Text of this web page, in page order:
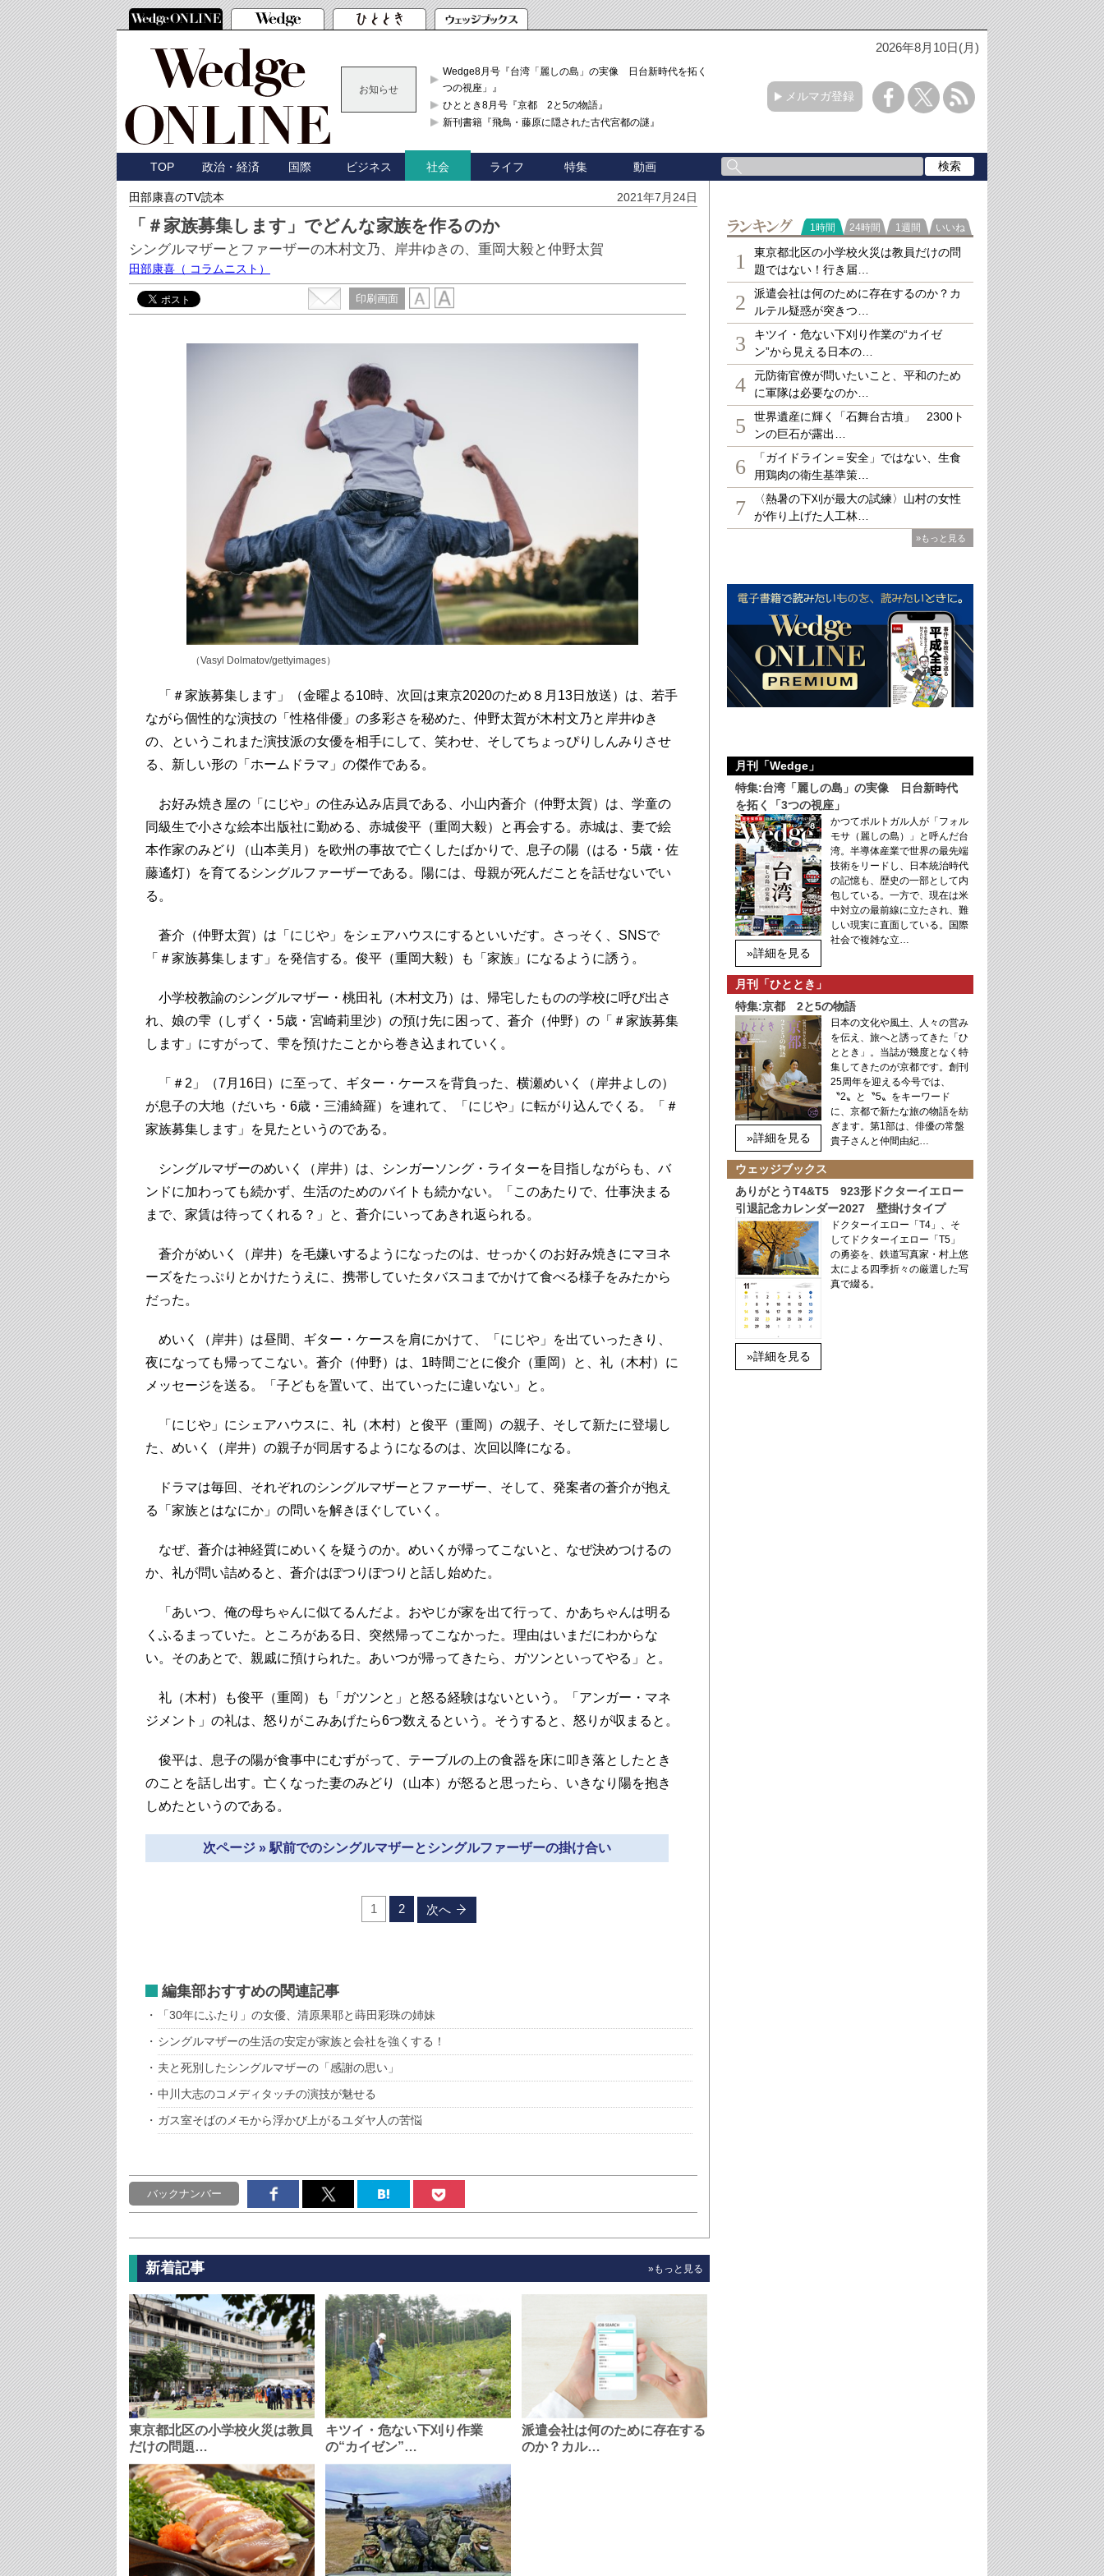
2026年8月10日(月)
お知らせ
Wedge8月号『台湾「麗しの島」の実像 日台新時代を拓く「3
つの視座」』
ひととき8月号『京都 2と5の物語』
新刊書籍『飛鳥・藤原に隠された古代宮都の謎』
メルマガ登録
TOP 政治・経済 国際 ビジネス 社会 ライフ 特集 動画
田部康喜のTV読本 2021年7月24日
「＃家族募集します」でどんな家族を作るのか
シングルマザーとファーザーの木村文乃、岸井ゆきの、重岡大毅と仲野太賀
田部康喜 （ コラムニスト）
印刷画面
（Vasyl Dolmatov/gettyimages）
「＃家族募集します」（金曜よる10時、次回は東京2020のため８月13日放送）は、若手
ながら個性的な演技の「性格俳優」の多彩さを秘めた、仲野太賀が木村文乃と岸井ゆき
の、というこれまた演技派の女優を相手にして、笑わせ、そしてちょっぴりしんみりさせ
る、新しい形の「ホームドラマ」の傑作である。
お好み焼き屋の「にじや」の住み込み店員である、小山内蒼介（仲野太賀）は、学童の
同級生で小さな絵本出版社に勤める、赤城俊平（重岡大毅）と再会する。赤城は、妻で絵
本作家のみどり（山本美月）を欧州の事故で亡くしたばかりで、息子の陽（はる・5歳・佐
藤遙灯）を育てるシングルファーザーである。陽には、母親が死んだことを話せないでい
る。
蒼介（仲野太賀）は「にじや」をシェアハウスにするといいだす。さっそく、SNSで
「＃家族募集します」を発信する。俊平（重岡大毅）も「家族」になるように誘う。
小学校教諭のシングルマザー・桃田礼（木村文乃）は、帰宅したものの学校に呼び出さ
れ、娘の雫（しずく・5歳・宮崎莉里沙）の預け先に困って、蒼介（仲野）の「＃家族募集
します」にすがって、雫を預けたことから巻き込まれていく。
「＃2」（7月16日）に至って、ギター・ケースを背負った、横瀬めいく（岸井よしの）
が息子の大地（だいち・6歳・三浦綺羅）を連れて、「にじや」に転がり込んでくる。「＃
家族募集します」を見たというのである。
シングルマザーのめいく（岸井）は、シンガーソング・ライターを目指しながらも、バ
ンドに加わっても続かず、生活のためのバイトも続かない。「このあたりで、仕事決まる
まで、家賃は待ってくれる？」と、蒼介にいってあきれ返られる。
蒼介がめいく（岸井）を毛嫌いするようになったのは、せっかくのお好み焼きにマヨネ
ーズをたっぷりとかけたうえに、携帯していたタバスコまでかけて食べる様子をみたから
だった。
めいく（岸井）は昼間、ギター・ケースを肩にかけて、「にじや」を出ていったきり、
夜になっても帰ってこない。蒼介（仲野）は、1時間ごとに俊介（重岡）と、礼（木村）に
メッセージを送る。「子どもを置いて、出ていったに違いない」と。
「にじや」にシェアハウスに、礼（木村）と俊平（重岡）の親子、そして新たに登場し
た、めいく（岸井）の親子が同居するようになるのは、次回以降になる。
ドラマは毎回、それぞれのシングルマザーとファーザー、そして、発案者の蒼介が抱え
る「家族とはなにか」の問いを解きほぐしていく。
なぜ、蒼介は神経質にめいくを疑うのか。めいくが帰ってこないと、なぜ決めつけるの
か、礼が問い詰めると、蒼介はぽつりぽつりと話し始めた。
「あいつ、俺の母ちゃんに似てるんだよ。おやじが家を出て行って、かあちゃんは明る
くふるまっていた。ところがある日、突然帰ってこなかった。理由はいまだにわからな
い。そのあとで、親戚に預けられた。あいつが帰ってきたら、ガツンといってやる」と。
礼（木村）も俊平（重岡）も「ガツンと」と怒る経験はないという。「アンガー・マネ
ジメント」の礼は、怒りがこみあげたら6つ数えるという。そうすると、怒りが収まると。
俊平は、息子の陽が食事中にむずがって、テーブルの上の食器を床に叩き落としたとき
のことを話し出す。亡くなった妻のみどり（山本）が怒ると思ったら、いきなり陽を抱き
しめたというのである。
次ページ » 駅前でのシングルマザーとシングルファーザーの掛け合い
1 2 次へ
編集部おすすめの関連記事
「30年にふたり」の女優、清原果耶と蒔田彩珠の姉妹
シングルマザーの生活の安定が家族と会社を強くする！
夫と死別したシングルマザーの「感謝の思い」
中川大志のコメディタッチの演技が魅せる
ガス室そばのメモから浮かび上がるユダヤ人の苦悩
バックナンバー
新着記事 »もっと見る
東京都北区の小学校火災は教員
だけの問題…
キツイ・危ない下刈り作業
の“カイゼン”…
派遣会社は何のために存在する
のか？カル…
ランキング
1時間 24時間 1週間 いいね
1
東京都北区の小学校火災は教員だけの問
題ではない！行き届…
2
派遣会社は何のために存在するのか？カ
ルテル疑惑が突きつ…
3
キツイ・危ない下刈り作業の“カイゼ
ン”から見える日本の…
4
元防衛官僚が問いたいこと、平和のため
に軍隊は必要なのか…
5
世界遺産に輝く「石舞台古墳」 2300ト
ンの巨石が露出…
6
「ガイドライン＝安全」ではない、生食
用鶏肉の衛生基準策…
7
〈熱暑の下刈が最大の試練〉山村の女性
が作り上げた人工林…
»もっと見る
月刊「Wedge」
特集:台湾「麗しの島」の実像 日台新時代
を拓く「3つの視座」
»詳細を見る
かつてポルトガル人が「フォル
モサ（麗しの島）」と呼んだ台
湾。半導体産業で世界の最先端
技術をリードし、日本統治時代
の記憶も、歴史の一部として内
包している。一方で、現在は米
中対立の最前線に立たされ、難
しい現実に直面している。国際
社会で複雑な立…
月刊「ひととき」
特集:京都 2と5の物語
»詳細を見る
日本の文化や風土、人々の営み
を伝え、旅へと誘ってきた「ひ
ととき」。当誌が幾度となく特
集してきたのが京都です。創刊
25周年を迎える今号では、
〝2〟と〝5〟をキーワード
に、京都で新たな旅の物語を紡
ぎます。第1部は、俳優の常盤
貴子さんと仲間由紀…
ウェッジブックス
ありがとうT4&T5 923形ドクターイエロー
引退記念カレンダー2027 壁掛けタイプ
»詳細を見る
ドクターイエロー「T4」、そ
してドクターイエロー「T5」
の勇姿を、鉄道写真家・村上悠
太による四季折々の厳選した写
真で綴る。